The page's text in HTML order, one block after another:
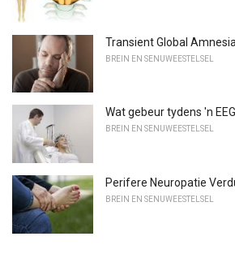
Transient Global Amnesia
BREIN EN SENUWEESTELSEL
Wat gebeur tydens 'n
BREIN EN SENUWEESTELSEL
Perifere Neuropatie
BREIN EN SENUWEESTELSEL